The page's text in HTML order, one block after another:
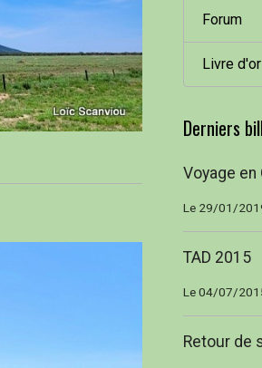
Forum
Livre d'or
Derniers
Voyage en
Le 29/01/
TAD 2015
Le 04/07/
Retour de